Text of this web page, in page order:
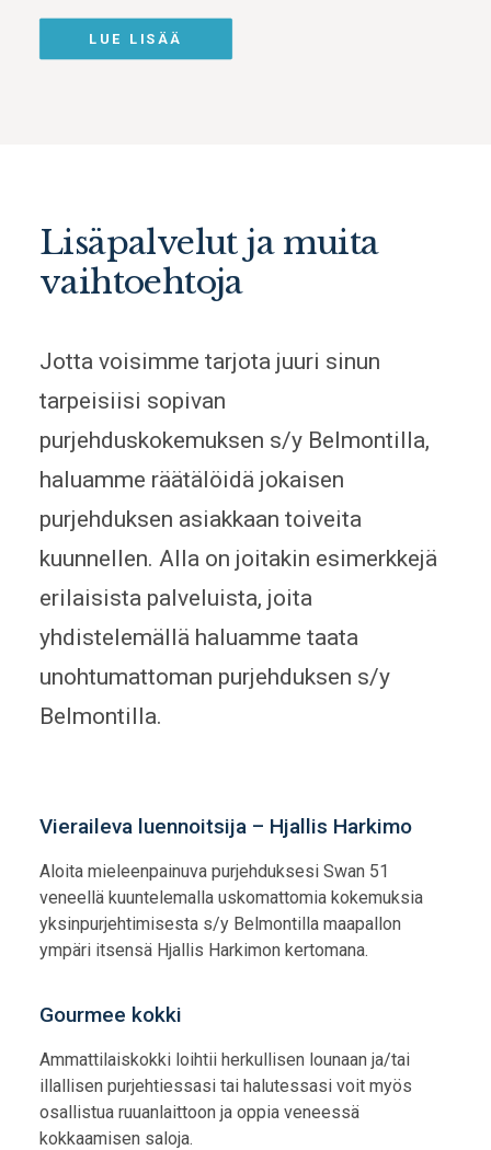
LUE LISÄÄ
Lisäpalvelut ja muita
vaihtoehtoja
Jotta voisimme tarjota juuri sinun
tarpeisiisi sopivan
purjehduskokemuksen s/y Belmontilla,
haluamme räätälöidä jokaisen
purjehduksen asiakkaan toiveita
kuunnellen. Alla on joitakin esimerkkejä
erilaisista palveluista, joita
yhdistelemällä haluamme taata
unohtumattoman purjehduksen s/y
Belmontilla.
Vieraileva luennoitsija – Hjallis Harkimo
Aloita mieleenpainuva purjehduksesi Swan 51
veneellä kuuntelemalla uskomattomia kokemuksia
yksinpurjehtimisesta s/y Belmontilla maapallon
ympäri itsensä Hjallis Harkimon kertomana.
Gourmee kokki
Ammattilaiskokki loihtii herkullisen lounaan ja/tai
illallisen purjehtiessasi tai halutessasi voit myös
osallistua ruuanlaittoon ja oppia veneessä
kokkaamisen saloja.